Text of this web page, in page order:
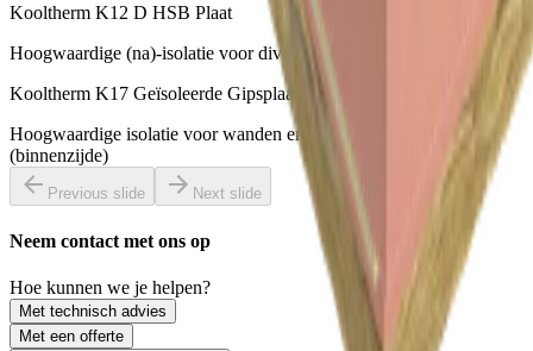
Kooltherm K12 D HSB Plaat
Hoogwaardige (na)-isolatie voor diverse toepassingen
Kooltherm K17 Geïsoleerde Gipsplaat
Hoogwaardige isolatie voor wanden en dakconstructies
(binnenzijde)
Previous slide Next slide
Neem contact met ons op
Hoe kunnen we je helpen?
Met technisch advies
Met een offerte